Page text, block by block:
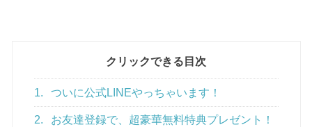
クリックできる目次
1. ついに公式LINEやっちゃいます！
2. お友達登録で、超豪華無料特典プレゼント！